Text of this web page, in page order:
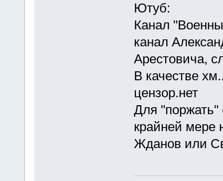
Ютуб:
Канал
канал
Арестовича,
В качестве
цензор.нет
Для
крайней мере
Жданов или